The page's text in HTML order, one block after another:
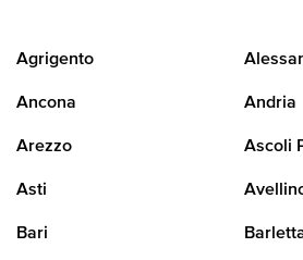
Agrigento
Ancona Andria
Arezzo Ascoli
Asti
Bari